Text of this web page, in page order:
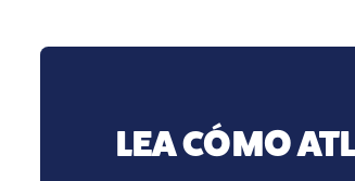
LEA CÓMO